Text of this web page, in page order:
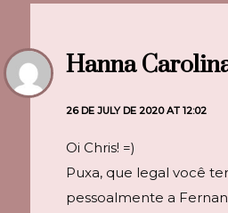
Hanna
26 DE JULY DE 2020 AT 12:02
Oi Chris! =)
Puxa, que legal você
pessoalmente a